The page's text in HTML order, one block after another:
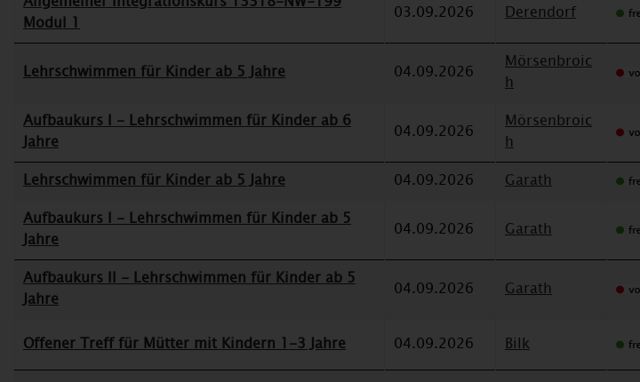
Modul 1
03.09.2026 Derendorf
Lehrschwimmen für Kinder ab 5 Jahre 04.09.2026
Mörsenbroic
h
Aufbaukurs I - Lehrschwimmen für Kinder ab 6
Jahre
04.09.2026
Mörsenbroic
h
Lehrschwimmen für Kinder ab 5 Jahre 04.09.2026 Garath
Aufbaukurs I - Lehrschwimmen für Kinder ab 5
Jahre
04.09.2026 Garath
Aufbaukurs II - Lehrschwimmen für Kinder ab 5
Jahre
04.09.2026 Garath
Offener Treff für Mütter mit Kindern 1-3 Jahre 04.09.2026 Bilk